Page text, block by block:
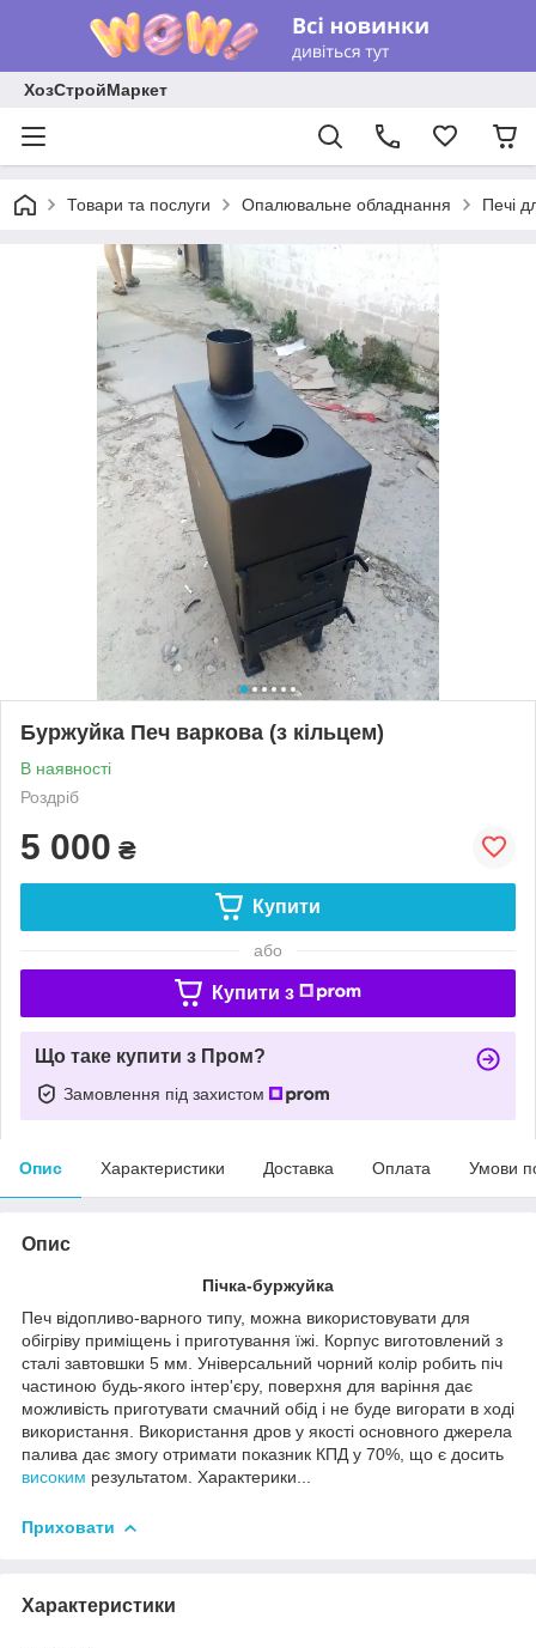
ХозСтройМаркет
Товари та послуги Опалювальне обладнання Печі
Буржуйка Печ варкова (з кільцем)
В наявності
Роздріб
5 000 ₴
Купити
або
Купити з
Що таке купити з Пром?
Замовлення під захистом
Опис Характеристики Доставка Оплата Умови
Опис
Пічка-буржуйка
Печ відопливо-варного типу, можна використовувати для
обігріву приміщень і приготування їжі. Корпус виготовлений з
сталі завтовшки 5 мм. Універсальний чорний колір робить піч
частиною будь-якого інтер'єру, поверхня для варіння дає
можливість приготувати смачний обід і не буде вигорати в ході
використання. Використання дров у якості основного джерела
палива дає змогу отримати показник КПД у 70%, що є досить
високим результатом. Характерики...
Приховати
Характеристики